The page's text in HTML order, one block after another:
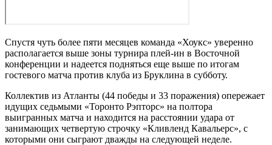
Спустя чуть более пяти месяцев команда «Хоукс» уверенно
располагается выше зоны турнира плей-ин в Восточной
конференции и надеется подняться еще выше по итогам
гостевого матча против клуба из Бруклина в субботу.
Коллектив из Атланты (44 победы и 33 поражения) опережает
идущих седьмыми «Торонто Рэпторс» на полтора
выигранных матча и находится на расстоянии удара от
занимающих четвертую строчку «Кливленд Кавальерс», с
которыми они сыграют дважды на следующей неделе.